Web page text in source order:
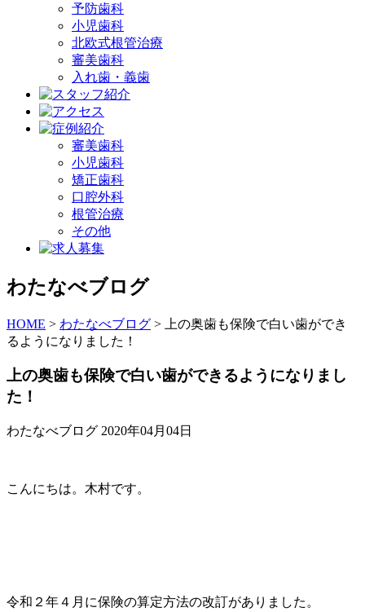
予防歯科
小児歯科
北欧式根管治療
審美歯科
入れ歯・義歯
審美歯科
小児歯科
矯正歯科
口腔外科
根管治療
その他
わたなべブログ
HOME > わたなべブログ >
上の奥歯も保険で白い歯ができ
るようになりました！
上の奥歯も保険で白い歯ができるようになりまし
た！
わたなべブログ 2020年04月04日
こんにちは。木村です。
令和２年４月に保険の算定方法の改訂がありました。